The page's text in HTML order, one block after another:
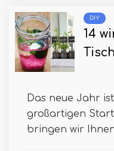
DIY
14
Das neue Jahr
großartigen
bringen wir